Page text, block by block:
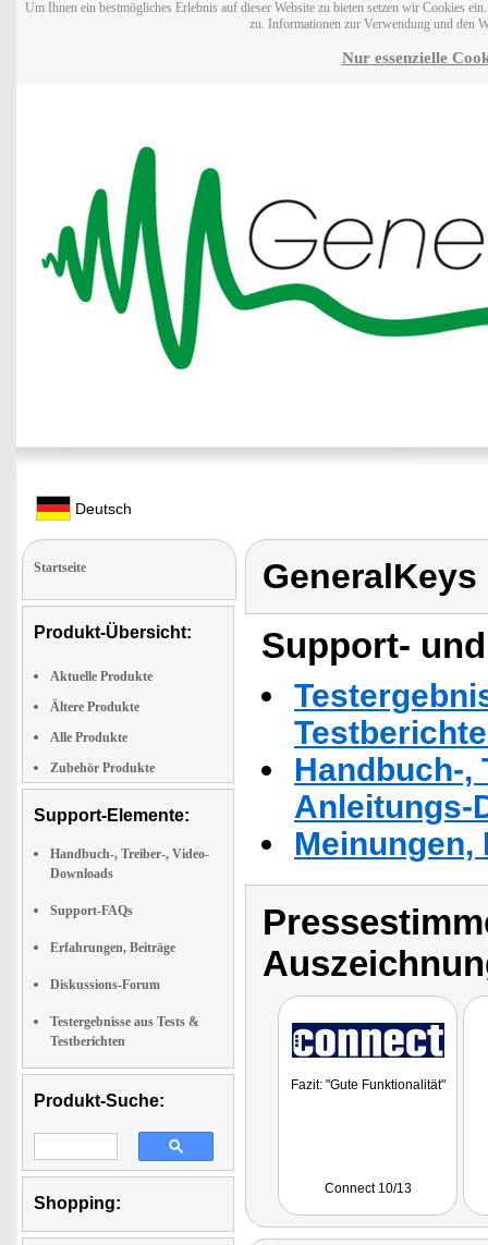
Um Ihnen ein bestmögliches Erlebnis auf dieser Website zu bieten setzen wir Cookies
zu. Informationen zur Verwendung und den
Nur essenzielle
Deutsch
Startseite
Produkt-Übersicht:
Aktuelle Produkte
Ältere Produkte
Alle Produkte
Zubehör Produkte
Support-Elemente:
Handbuch-, Treiber-, Video-
Downloads
Support-FAQs
Erfahrungen, Beiträge
Diskussions-Forum
Testergebnisse aus Tests &
Testberichten
Produkt-Suche:
Shopping:
GeneralKeys
Support-
Handbuch-,
Anleitungs-
Fazit: "Gute Funktionalität"
Connect 10/13